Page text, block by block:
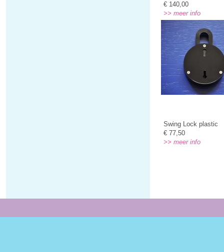
€ 140,00
>> meer info
Swing Lock plastic
€ 77,50
>> meer info